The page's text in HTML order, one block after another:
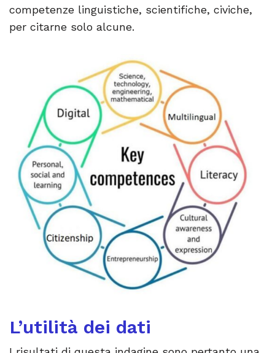
competenze linguistiche, scientifiche, civiche,
per citarne solo alcune.
L’utilità dei dati